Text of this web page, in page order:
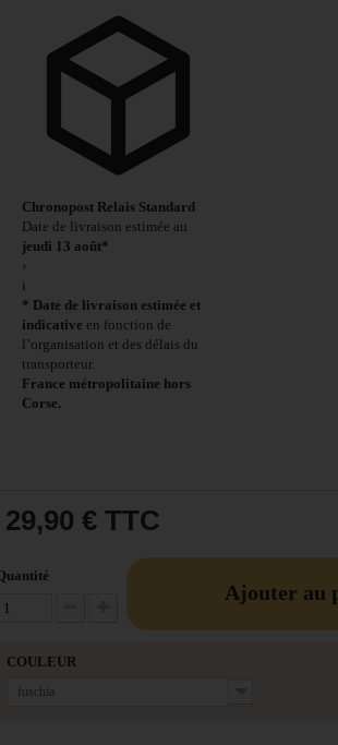
Chronopost Relais Standard
Date de livraison estimée au
jeudi 13 août*
›
i
* Date de livraison estimée et
indicative en fonction de
l’organisation et des délais du
transporteur.
France métropolitaine hors
Corse.
29,90 € TTC
Diminuer la quantité
Augmenter la quantité
Ajouter au
COULEUR
fuschia